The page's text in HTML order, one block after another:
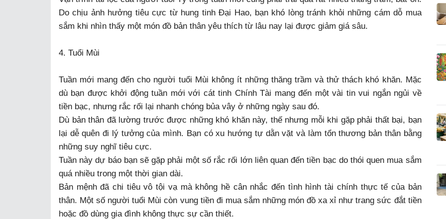
Do chịu ảnh hưởng tiêu cực từ hung tinh Đại Hao, bạn khó lòng tránh khỏi những cám dỗ mua
sắm khi nhìn thấy một món đồ bản thân yêu thích từ lâu nay lại được giảm giá sâu.
4. Tuổi Mùi
Tuần mới mang đến cho người tuổi Mùi không ít những thăng trầm và thử thách khó khăn. Mặc
dù bạn được khởi động tuần mới với cát tinh Chính Tài mang đến một vài tin vui ngắn ngủi về
tiền bạc, nhưng rắc rối lại nhanh chóng bủa vây ở những ngày sau đó.
Dù bản thân đã lường trước được những khó khăn này, thế nhưng mỗi khi gặp phải thất bại, bạn
lại dễ quên đi lý tưởng của mình. Bạn có xu hướng tự dằn vặt và làm tổn thương bản thân bằng
những suy nghĩ tiêu cực.
Tuần này dự báo bạn sẽ gặp phải một số rắc rối lớn liên quan đến tiền bạc do thói quen mua sắm
quá nhiều trong một thời gian dài.
Bản mệnh đã chi tiêu vô tội vạ mà không hề cân nhắc đến tình hình tài chính thực tế của bản
thân. Một số người tuổi Mùi còn vung tiền đi mua sắm những món đồ xa xỉ như trang sức đắt tiền
hoặc đồ dùng gia đình không thực sự cần thiết.